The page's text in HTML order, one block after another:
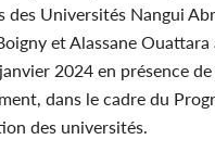
des Universités Nangui
et Alassane Ouattara
2024 en présence
dans le cadre du
des universités.